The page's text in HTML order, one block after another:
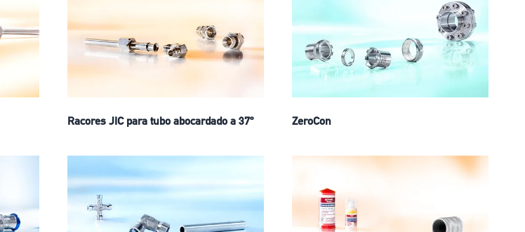
Racores JIC para tubo abocardado a 37º ZeroCon